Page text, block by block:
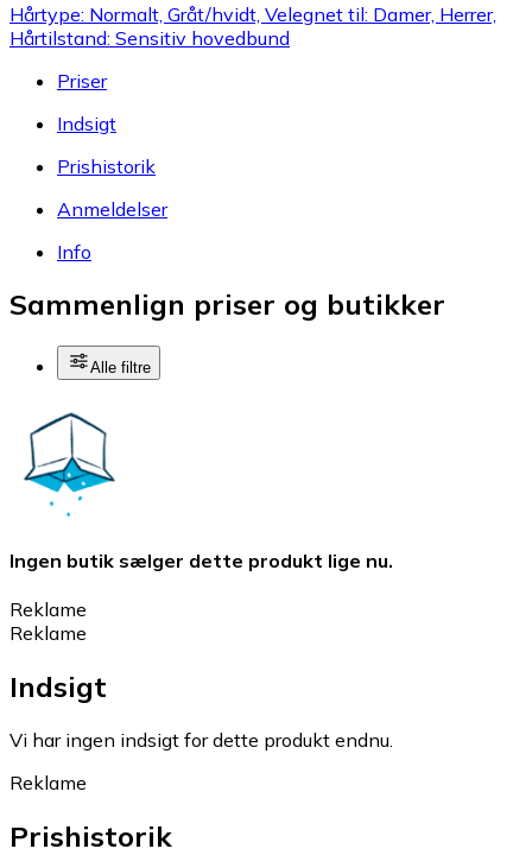
Hårtype: Normalt, Gråt/hvidt, Velegnet til: Damer, Herrer,
Hårtilstand: Sensitiv hovedbund
Priser
Indsigt
Prishistorik
Anmeldelser
Info
Sammenlign priser og butikker
Alle filtre
Ingen butik sælger dette produkt lige nu.
Reklame
Reklame
Indsigt
Vi har ingen indsigt for dette produkt endnu.
Reklame
Prishistorik